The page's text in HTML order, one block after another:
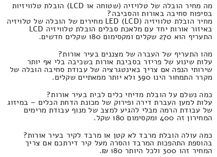
מה מחיר הובלה של טלויזיה (שטוחה או LCD) הובלת טלוויזיות
בסיפוח סחיבה באורות והסביבה?
מחיר הובלת טלוויזיה LED (LCD) מחירים של הובלה של טלויזיה
באיזור אורות יחד עם מלאכת סבלים הובלת טלוויזיה LCD
התעריף הוא 270 שקלים ומקסימום 180 שקלים חדשים.
מהו התעריף של העברה של מצננים בעיר אורות?
עלות שינוע של פריזר בסביבת אורות בשכיבה בלי אף יותר
שירותי הנפה אם צריך באינטגרציה של עבודת סחיבה הובלה של
מקרר התמחור הינו 390 ולא יותר ממאתיים שקלים.
כמה נשלם על הובלת מדיחי כלים לבית בעיר אורות?
עלות למען העברת דירה ופירוק של מכונת הדחת הכלים – במיזוג
של עבודת הרמה מבלי להגיע למצב של מנוף עבודת מרימים
המחירון זה 400 ומקסימום 180 שקל.
כמה עולה הובלת מרבד לא קטן או מרבד לקיר בעיר אורות?
בהוספת התהפכות המרבד והסרה מעל קיר דירתכם אם צריך
המחיר זהו 300 ולכל היותר 180 ₪.